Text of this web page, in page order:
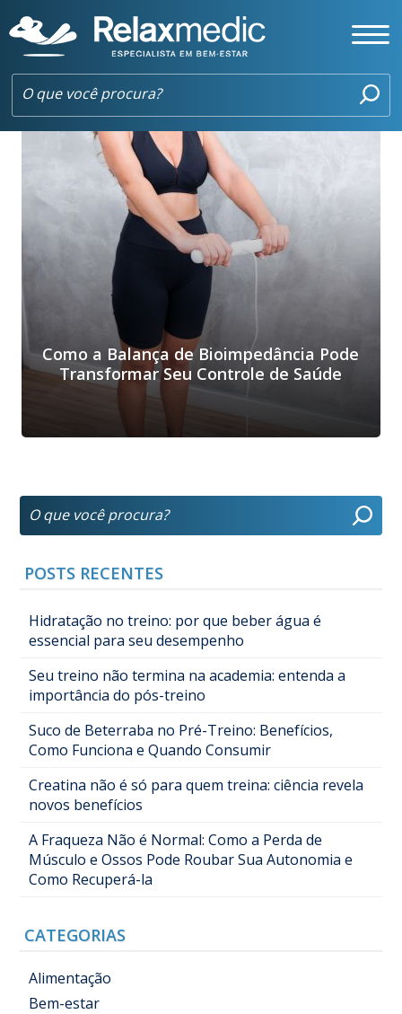
COMPOSIÇÃO CORPORAL
Como a Balança de Bioimpedância Pode
Transformar Seu Controle de Saúde
POSTS RECENTES
Hidratação no treino: por que beber água é
essencial para seu desempenho
Seu treino não termina na academia: entenda a
importância do pós-treino
Suco de Beterraba no Pré-Treino: Benefícios,
Como Funciona e Quando Consumir
Creatina não é só para quem treina: ciência revela
novos benefícios
A Fraqueza Não é Normal: Como a Perda de
Músculo e Ossos Pode Roubar Sua Autonomia e
Como Recuperá-la
CATEGORIAS
Alimentação
Bem-estar